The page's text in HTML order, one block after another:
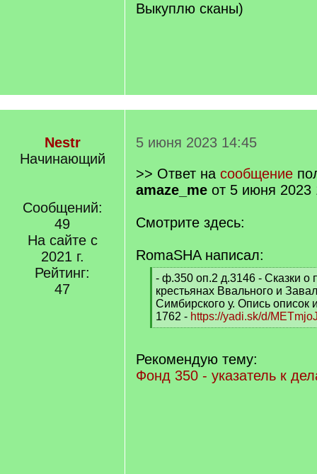
Выкуплю сканы)
Nestr
Начинающий
Сообщений:
49
На сайте с
2021 г.
Рейтинг:
47
5 июня 2023 14:45
>> Ответ на сообщение
amaze_me от 5 июня 2023
Смотрите здесь:
RomaSHA написал:
[
q
]
- ф.350 оп.2 д.3146 - Сказки о
крестьянах Ввального и
Симбирского у. Опись описок
1762 - https://yadi.sk/d/
[
q
]
Рекомендую тему:
Фонд 350 - указатель к